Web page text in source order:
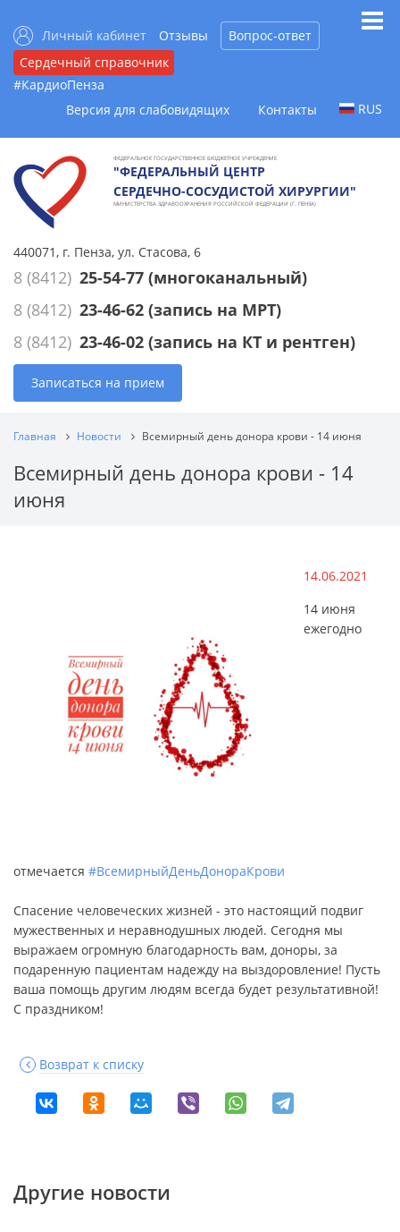
Личный кабинет Отзывы
Вопрос-ответ
Сердечный справочник
#КардиоПенза
Версия для слабовидящих
Контакты RUS
ФЕДЕРАЛЬНОЕ ГОСУДАРСТВЕННОЕ БЮДЖЕТНОЕ УЧРЕЖДЕНИЕ
"ФЕДЕРАЛЬНЫЙ ЦЕНТР
СЕРДЕЧНО-СОСУДИСТОЙ ХИРУРГИИ"
МИНИСТЕРСТВА ЗДРАВООХРАНЕНИЯ РОССИЙСКОЙ ФЕДЕРАЦИИ (Г. ПЕНЗА)
440071, г. Пенза, ул. Стасова, 6
8 (8412) 25-54-77 (многоканальный)
8 (8412) 23-46-62 (запись на МРТ)
8 (8412) 23-46-02 (запись на КТ и рентген)
Записаться на прием
Главная Новости Всемирный день донора крови - 14 июня
Всемирный день донора крови - 14
июня
14.06.2021
14 июня
ежегодно
отмечается #ВсемирныйДеньДонораКрови
Спасение человеческих жизней - это настоящий подвиг
мужественных и неравнодушных людей. Сегодня мы
выражаем огромную благодарность вам, доноры, за
подаренную пациентам надежду на выздоровление! Пусть
ваша помощь другим людям всегда будет результативной!
С праздником!
Возврат к списку
Другие новости